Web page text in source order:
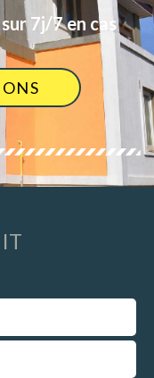
7j/7 en cas